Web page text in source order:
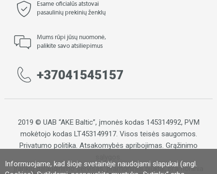
Informuojame, kad šioje svetainėje naudojami slapukai (angl.
Esame oficialūs atstovai
pasaulinių prekinių ženklų
Mums rūpi jūsų nuomonė,
palikite savo atsiliepimus
+37041545157
2019 © UAB “AKE Baltic”, įmonės kodas 145314992, PVM
mokėtojo kodas LT453149917. Visos teisės saugomos.
Privatumo politika. Atsakomybės apribojimas. Grąžinimo
Įrankių galandinimo servisas, pramoniniai pjūklai, pramoninia